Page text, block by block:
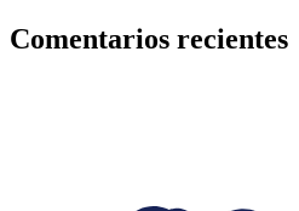
Comentarios recientes